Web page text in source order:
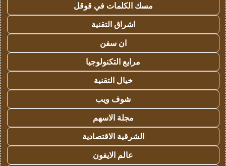
مسك الكلمات في قوقل
اشراق التقنية
ان سفن
مرابع التكنولوجيا
خيال التقنية
شوف ويب
مجلة الاسهم
الشرقية الاقتصادية
عالم الايفون